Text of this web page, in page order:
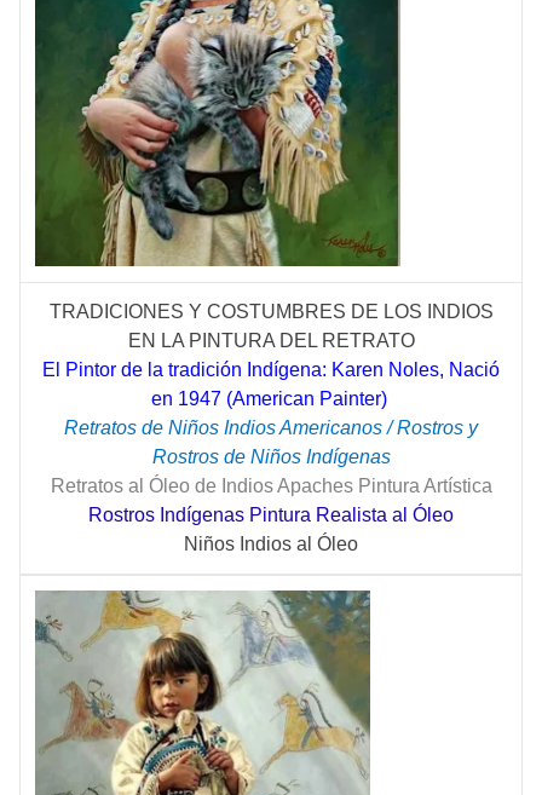
TRADICIONES Y COSTUMBRES DE LOS INDIOS
EN LA PINTURA DEL RETRATO
El Pintor de la tradición Indígena: Karen Noles, Nació
en 1947 (American Painter)
Retratos de Niños Indios Americanos / Rostros y
Rostros de Niños Indígenas
Retratos al Óleo de Indios Apaches Pintura Artística
Rostros Indígenas Pintura Realista al Óleo
Niños Indios al Óleo